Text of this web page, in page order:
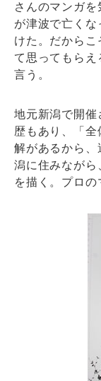
さんのマンガ
が津波で亡くな
けた。だからこ
て思ってもらえ
言う。
地元新潟で開催
歴もあり、「全
解があるから、
潟に住みながら
を描く。プロの